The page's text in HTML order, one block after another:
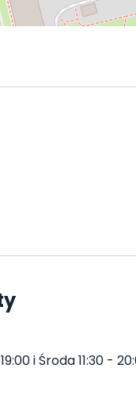
i Środa 11:30 -